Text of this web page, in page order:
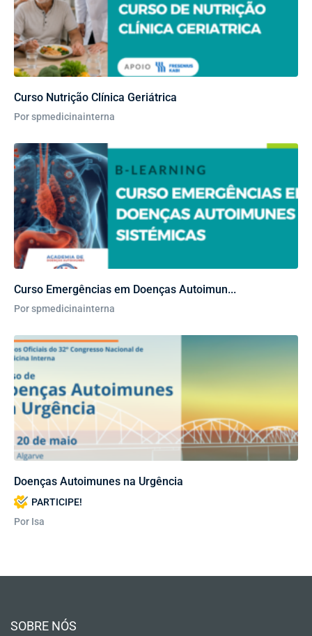
Curso Nutrição Clínica Geriátrica
Por spmedicinainterna
Curso Emergências em Doenças Autoimun...
Por spmedicinainterna
Doenças Autoimunes na Urgência
PARTICIPE!
Por Isa
SOBRE NÓS